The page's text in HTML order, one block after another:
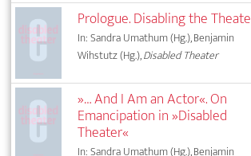
Prologue. Disabling the
In: Sandra Umathum (Hg.), Benjamin
Wihstutz (Hg.),Disabled Theater
»… And I Am an Actor«. On
Emancipation in »Disabled
Theater«
In: Sandra Umathum (Hg.), Benjamin